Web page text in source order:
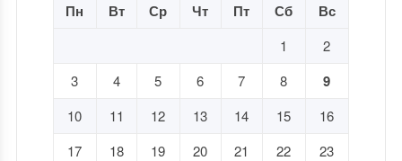
Пн Вт Ср Чт Пт Сб Вс
1
2
3
4 5 6 7 8 9
10 11 12 13 14 15
16
17
18 19 20 21 22
23